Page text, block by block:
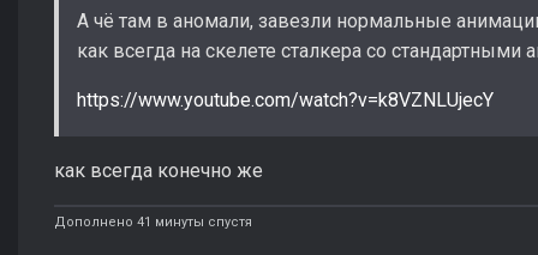
А чё там в аномали, завезли нормальные
как всегда на скелете сталкера со стандартными
https://www.youtube.com/watch?v=k8VZNLUjecY
как всегда конечно же
Дополнено 41 минуты спустя